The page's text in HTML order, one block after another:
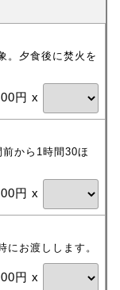
。夕食後に焚火を
円 x
から1時間30ほ
円 x
お渡しします。
円 x